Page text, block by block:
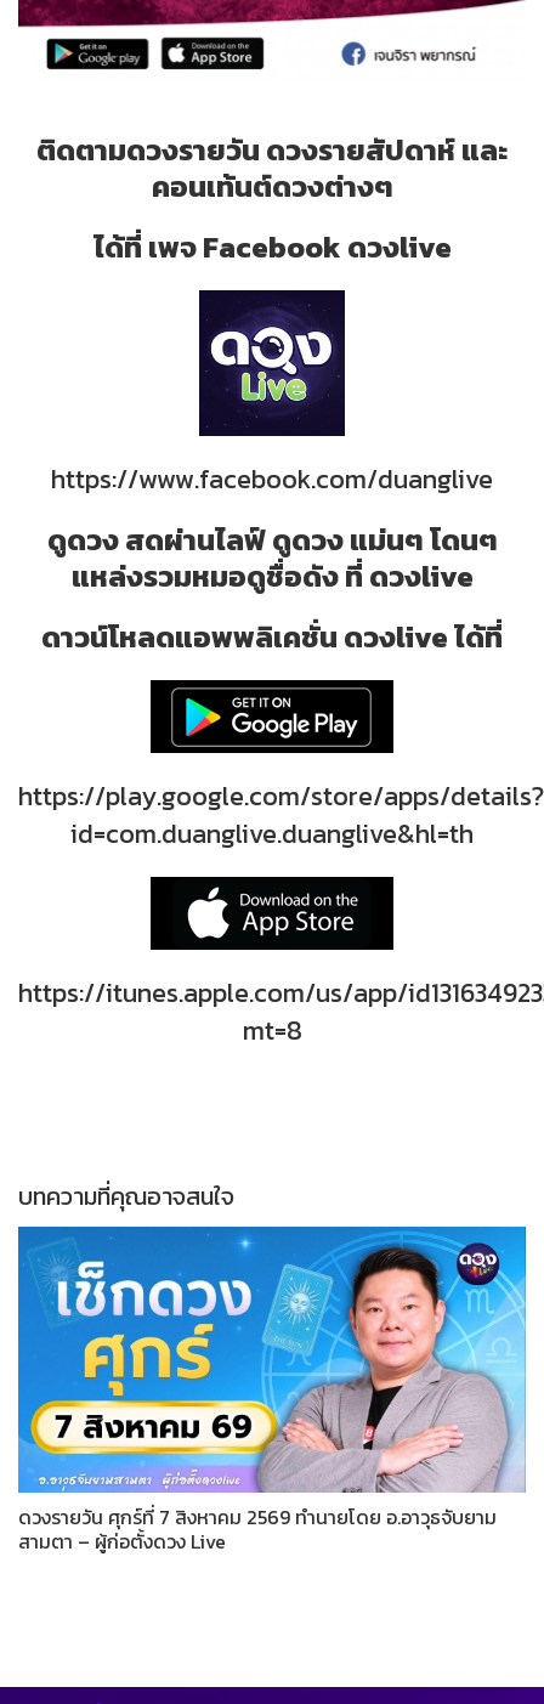
ติดตามดวงรายวัน ดวงรายสัปดาห์ และ
คอนเท้นต์ดวงต่างๆ
ได้ที่ เพจ Facebook ดวงlive
https://www.facebook.com/duanglive
ดูดวง สดผ่านไลฟ์ ดูดวง แม่นๆ โดนๆ
แหล่งรวมหมอดูชื่อดัง ที่ ดวงlive
ดาวน์โหลดแอพพลิเคชั่น ดวงlive ได้ที่
https://play.google.com/store/apps/details?
id=com.duanglive.duanglive&hl=th
https://itunes.apple.com/us/app/
mt=8
บทความที่คุณอาจสนใจ
ดวงรายวัน ศุกร์ที่ 7 สิงหาคม 2569 ทำนายโดย อ.อาวุธจับยาม
สามตา – ผู้ก่อตั้งดวง Live